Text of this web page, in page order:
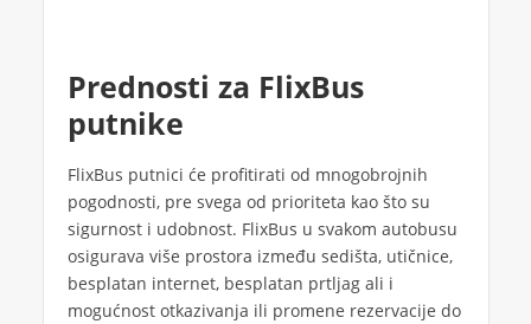
Prednosti za FlixBus
putnike
FlixBus putnici će profitirati od mnogobrojnih
pogodnosti, pre svega od prioriteta kao što su
sigurnost i udobnost. FlixBus u svakom autobusu
osigurava više prostora između sedišta, utičnice,
besplatan internet, besplatan prtljag ali i
mogućnost otkazivanja ili promene rezervacije do